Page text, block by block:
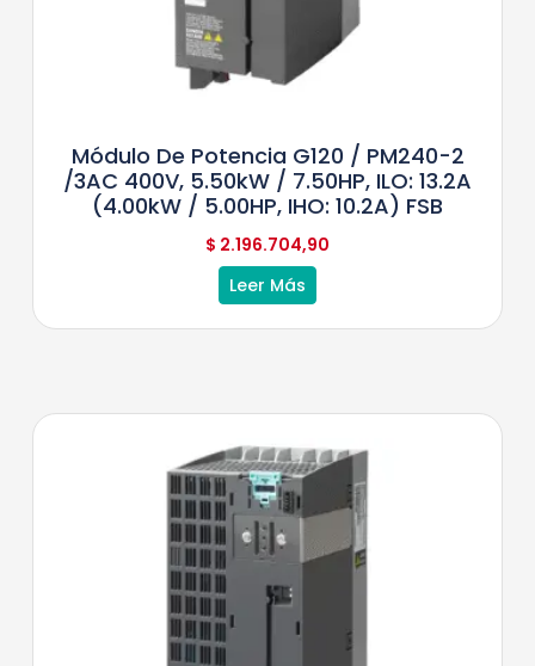
Módulo De Potencia G120 / PM240-2
/3AC 400V, 5.50kW / 7.50HP, ILO: 13.2A
(4.00kW / 5.00HP, IHO: 10.2A) FSB
$ 2.196.704,90
Leer Más